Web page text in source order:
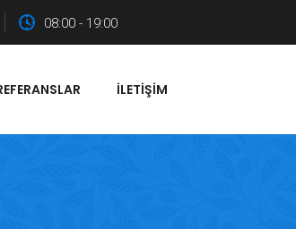
08:00 - 19:00
İLETIŞIM